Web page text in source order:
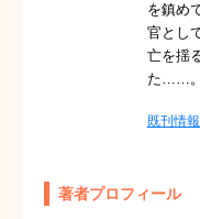
を鎮め
官とし
亡を揺
た……。
既刊情
著者プロフィール